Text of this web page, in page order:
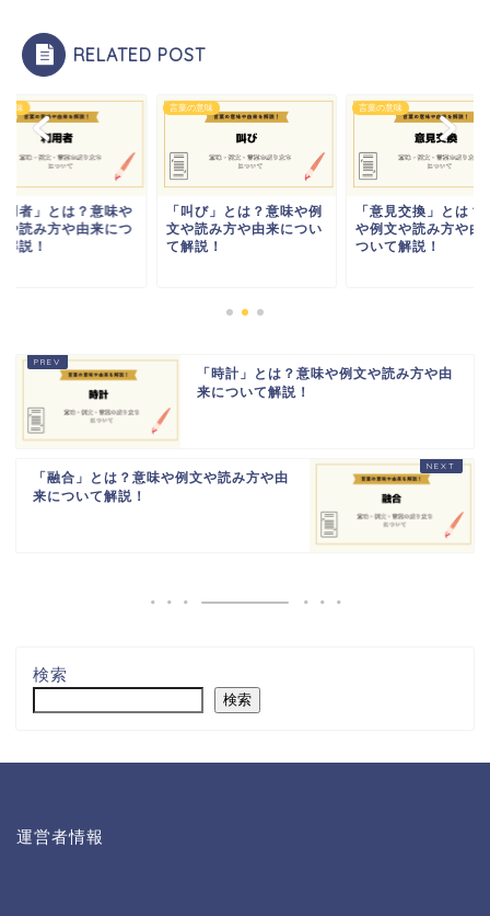
RELATED POST
意味
用者」とは？意味や
や読み方や由来につ
説！
言葉の意味
「叫び」とは？意味や例
文や読み方や由来につい
て解説！
言葉の意味
「意見交換」とは？
や例文や読み方や由
ついて解説！
「時計」とは？意味や例文や読み方や由
来について解説！
「融合」とは？意味や例文や読み方や由
来について解説！
検索
検索
運営者情報